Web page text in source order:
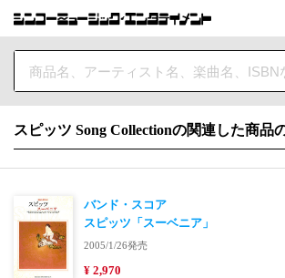
スピッツ Song Collectionの関連した商品
バンド・スコア
スピッツ「スーベニア」
2005/1/26発売
¥ 2,970